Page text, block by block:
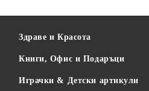
Здраве и Красота
Книги, Офис и Подаръци
Играчки & Детски артикули